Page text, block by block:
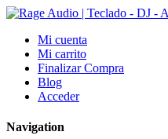
Mi cuenta
Mi carrito
Finalizar Compra
Blog
Acceder
Navigation